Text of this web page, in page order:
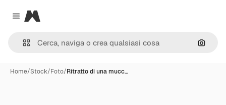
Close menu
Magnific
Cerca
Home/Stock/Foto/Ritratto di una mucc…